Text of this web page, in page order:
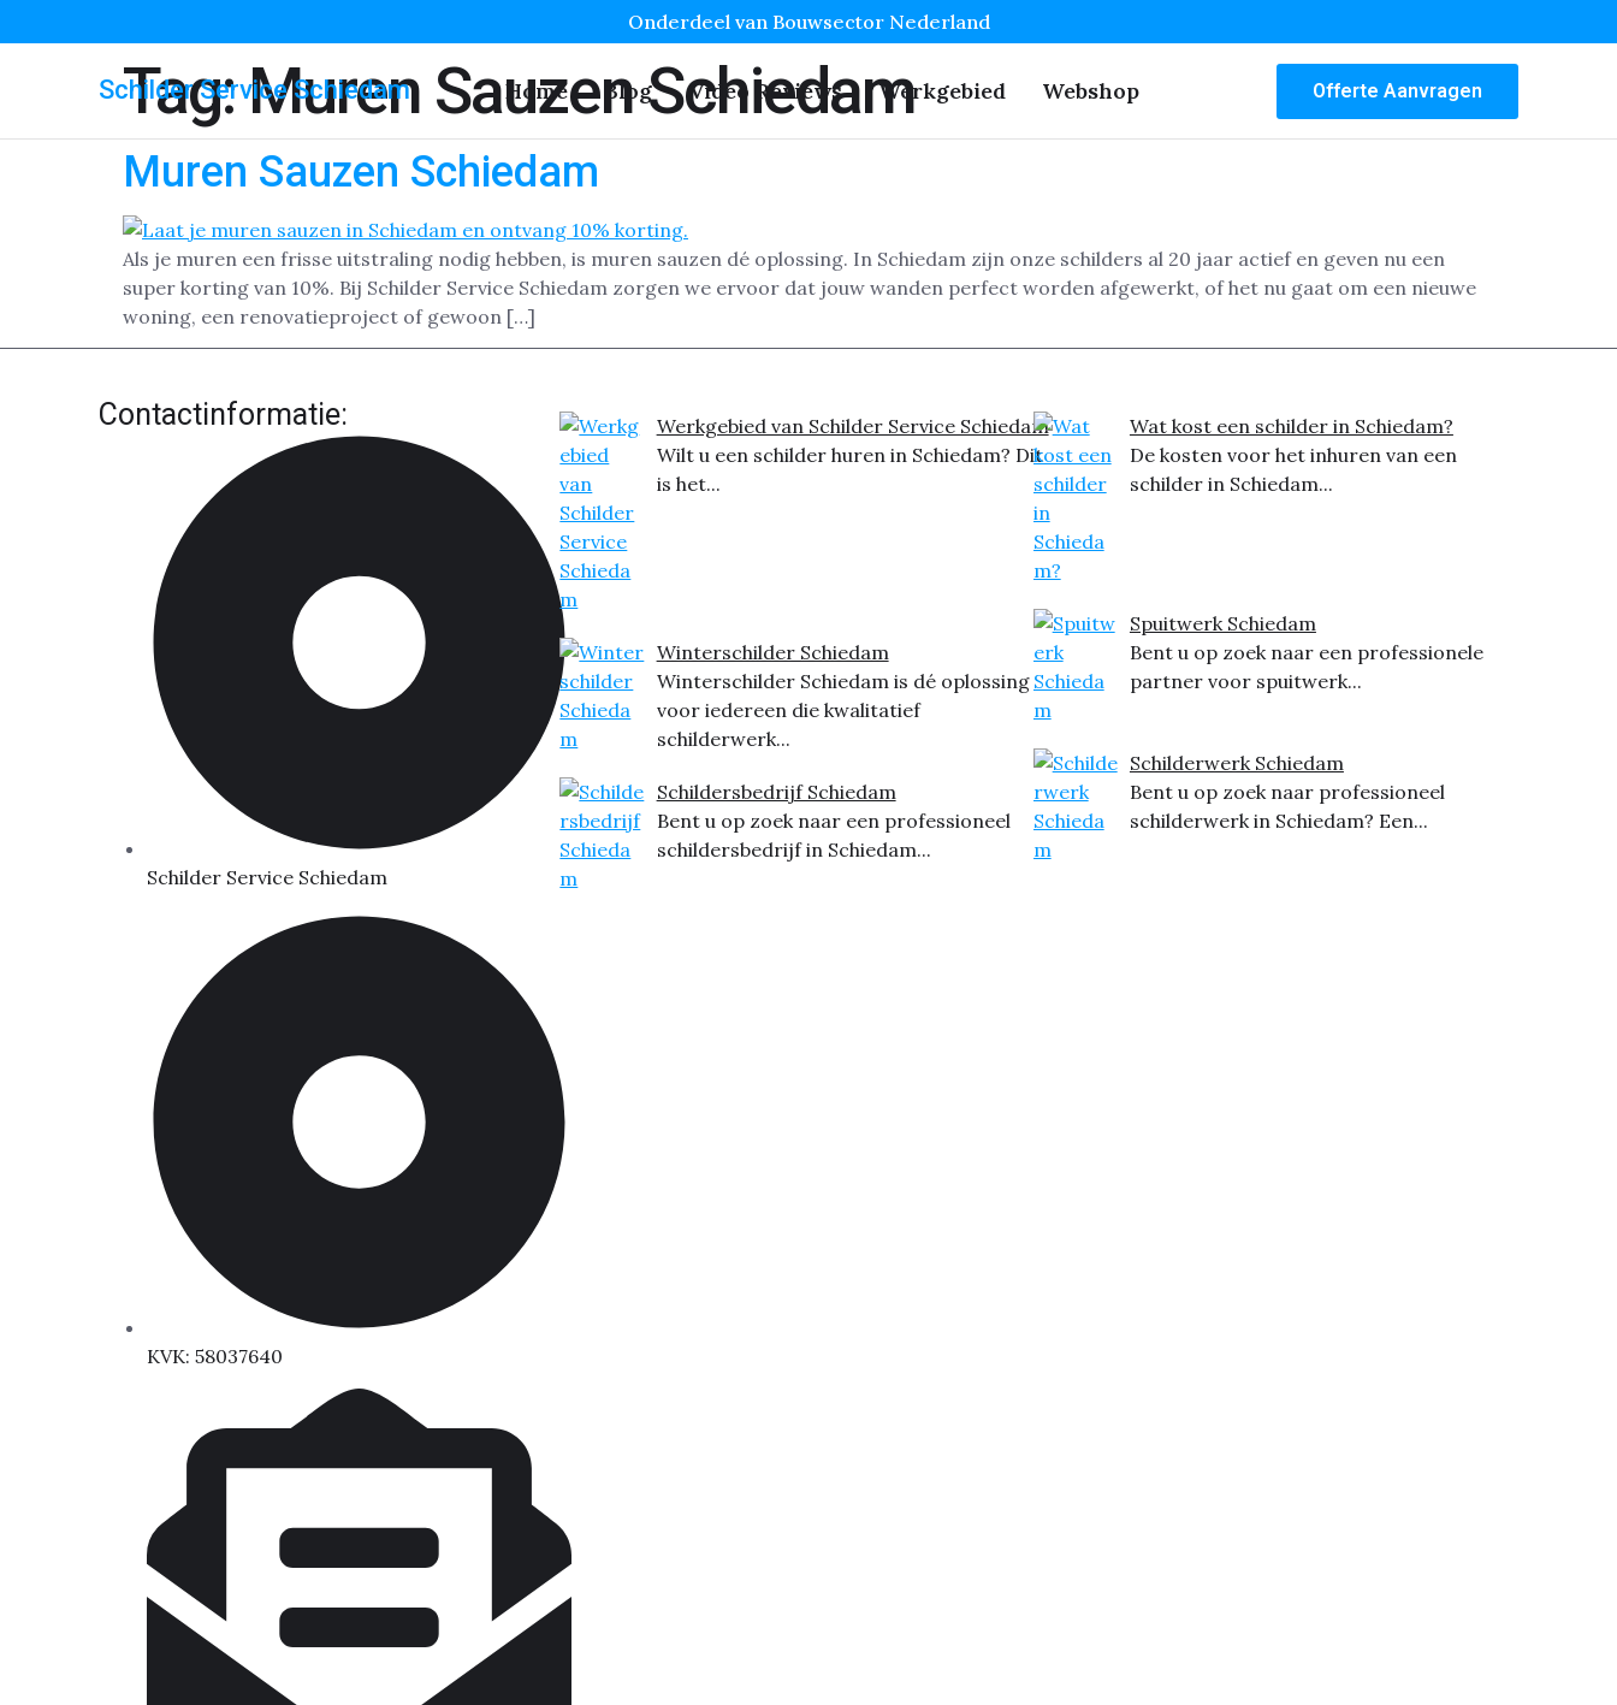
Onderdeel van Bouwsector Nederland
Schilder Service Schiedam Home Blog Video Reviews Werkgebied Webshop Offerte Aanvragen
Tag:Muren Sauzen Schiedam
Muren Sauzen Schiedam
Als je muren een frisse uitstraling nodig hebben, is muren sauzen dé oplossing. In Schiedam zijn onze schilders al 20 jaar actief en geven nu een
super korting van 10%. Bij Schilder Service Schiedam zorgen we ervoor dat jouw wanden perfect worden afgewerkt, of het nu gaat om een nieuwe
woning, een renovatieproject of gewoon […]
Contactinformatie:
Schilder Service Schiedam
KVK: 58037640
Werkgebied van Schilder Service Schiedam
Wilt u een schilder huren in Schiedam? Dit
is het...
Winterschilder Schiedam
Winterschilder Schiedam is dé oplossing
voor iedereen die kwalitatief
schilderwerk...
Schildersbedrijf Schiedam
Bent u op zoek naar een professioneel
schildersbedrijf in Schiedam...
Wat kost een schilder in Schiedam?
De kosten voor het inhuren van een
schilder in Schiedam...
Spuitwerk Schiedam
Bent u op zoek naar een professionele
partner voor spuitwerk...
Schilderwerk Schiedam
Bent u op zoek naar professioneel
schilderwerk in Schiedam? Een...